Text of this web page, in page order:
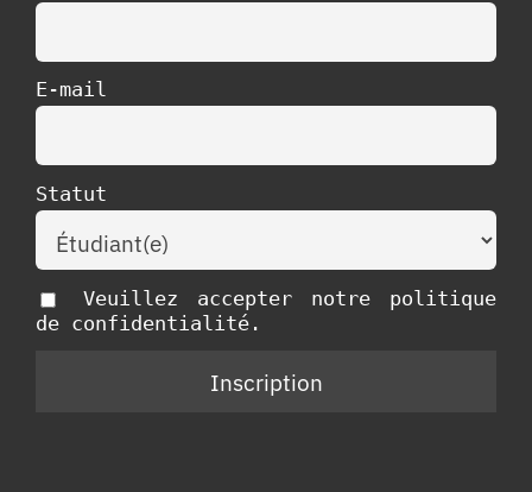
E-mail
Statut
Veuillez accepter notre politique
de confidentialité.